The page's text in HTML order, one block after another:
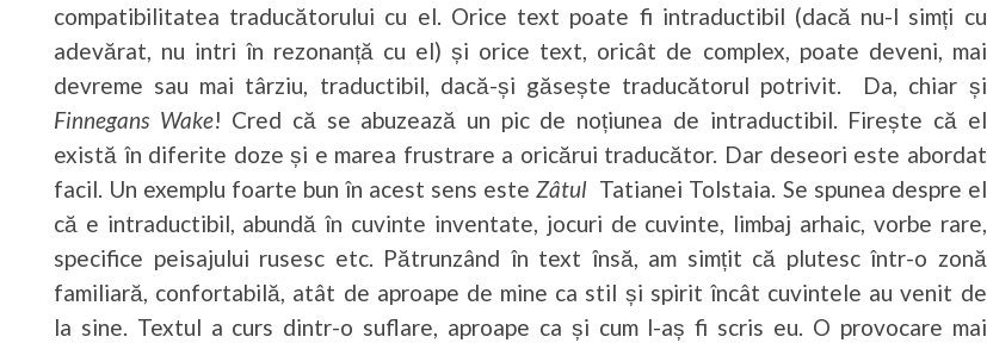
compatibilitatea traducătorului cu el. Orice text poate fi intraductibil (dacă nu-l simți cu
adevărat, nu intri în rezonanță cu el) și orice text, oricât de complex, poate deveni, mai
devreme sau mai târziu, traductibil, dacă-și găsește traducătorul potrivit. Da, chiar și
Finnegans Wake! Cred că se abuzează un pic de noțiunea de intraductibil. Firește că el
există în diferite doze și e marea frustrare a oricărui traducător. Dar deseori este abordat
facil. Un exemplu foarte bun în acest sens esteZâtul Tatianei Tolstaia. Se spunea despre el
că e intraductibil, abundă în cuvinte inventate, jocuri de cuvinte, limbaj arhaic, vorbe rare,
specifice peisajului rusesc etc. Pătrunzând în text însă, am simțit că plutesc într-o zonă
familiară, confortabilă, atât de aproape de mine ca stil și spirit încât cuvintele au venit de
la sine. Textul a curs dintr-o suflare, aproape ca și cum l-aș fi scris eu. O provocare mai